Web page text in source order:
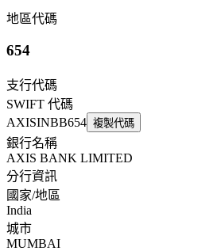
地區代碼
654
支行代碼
SWIFT 代碼
AXISINBB654 複製代碼
銀行名稱
AXIS BANK LIMITED
分行資訊
國家/地區
India
城市
MUMBAI